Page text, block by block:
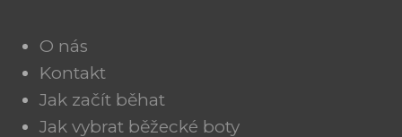
O nás
Kontakt
Jak začít běhat
Jak vybrat běžecké boty